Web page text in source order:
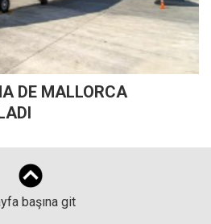
DE MALLORCA
başına git